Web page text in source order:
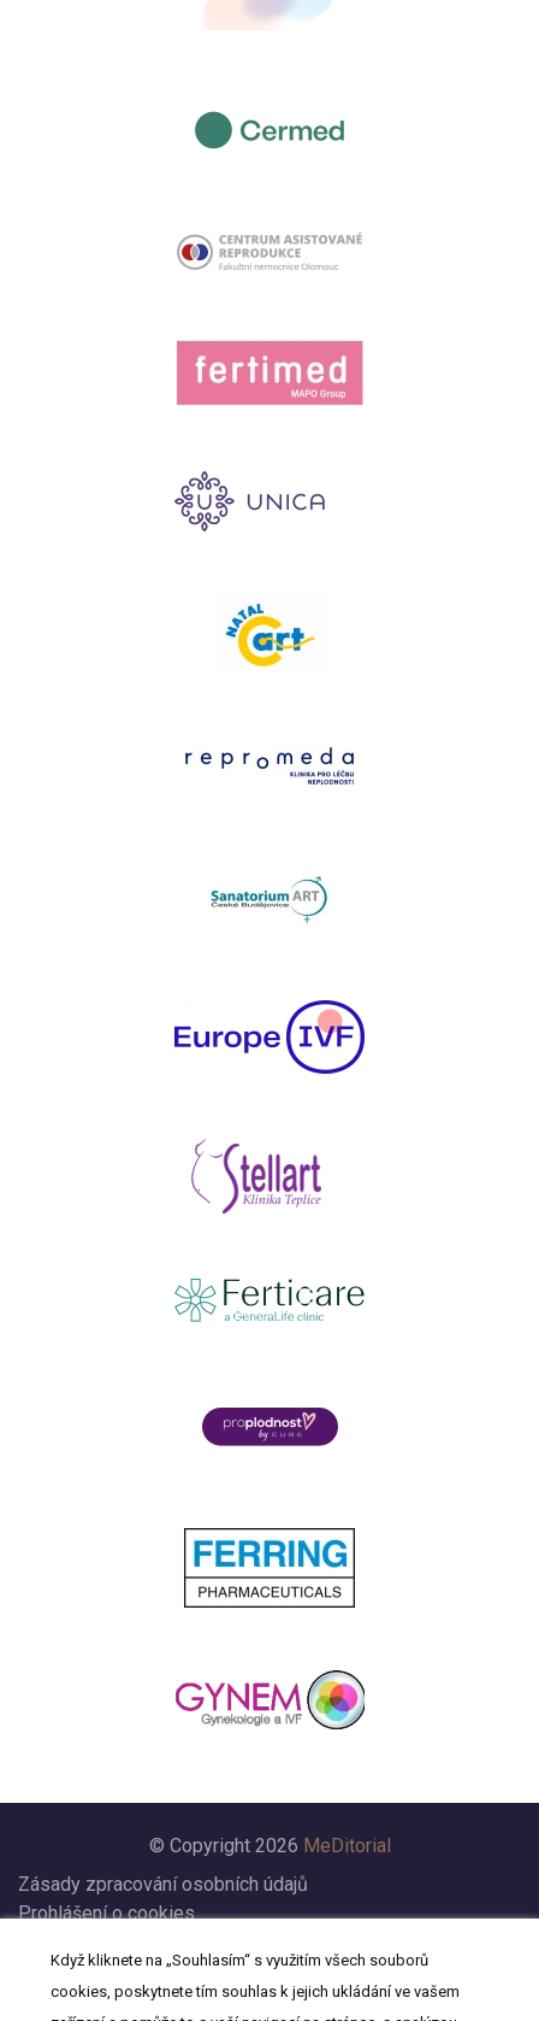
© Copyright 2026 MeDitorial
Zásady zpracování osobních údajů
Prohlášení o cookies
Prohlášení
Kontakt
Když kliknete na „Souhlasím“ s využitím všech souborů
cookies, poskytnete tím souhlas k jejich ukládání ve vašem